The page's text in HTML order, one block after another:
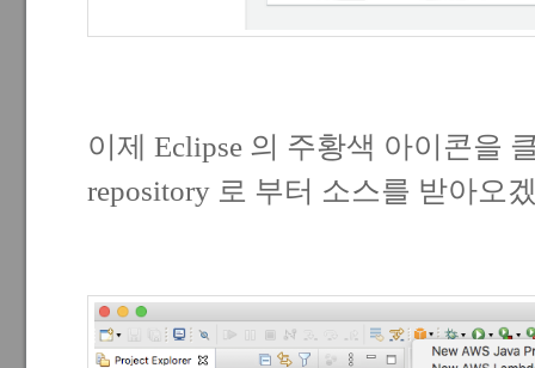
이제 Eclipse 의 주황색 아이콘을
repository 로 부터 소스를 받아오